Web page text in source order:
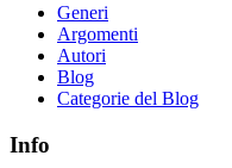
Generi
Argomenti
Autori
Blog
Categorie del Blog
Info